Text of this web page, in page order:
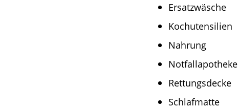
Ersatzwäsche
Kochutensilien
Nahrung
Notfallapotheke
Rettungsdecke
Schlafmatte